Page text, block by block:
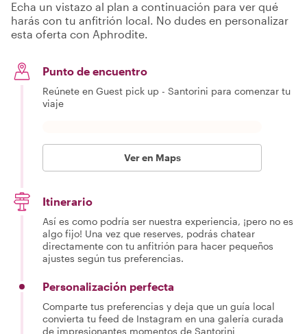
Echa un vistazo al plan a continuación para ver qué
harás con tu anfitrión local. No dudes en personalizar
esta oferta con Aphrodite.
Punto de encuentro
Reúnete en Guest pick up - Santorini para comenzar tu
viaje
Ver en Maps
Itinerario
Así es como podría ser nuestra experiencia, ¡pero no es
algo fijo! Una vez que reserves, podrás chatear
directamente con tu anfitrión para hacer pequeños
ajustes según tus preferencias.
Personalización perfecta
Comparte tus preferencias y deja que un guía local
convierta tu feed de Instagram en una galería curada
de impresionantes momentos de Santorini